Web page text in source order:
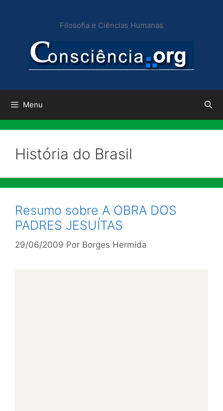
conteúdo
Filosofia e Ciências Humanas
Menu
História do Brasil
Resumo sobre A OBRA DOS
PADRES JESUÍTAS
29/06/2009 Por Borges Hermida